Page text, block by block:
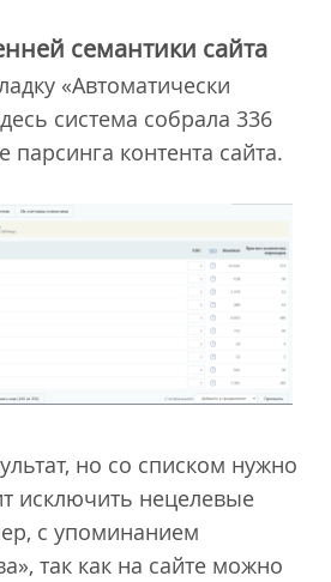
семантики сайта
«Автоматически
система собрала 336
контента сайта.
но со списком нужно
исключить нецелевые
с упоминанием
так как на сайте можно